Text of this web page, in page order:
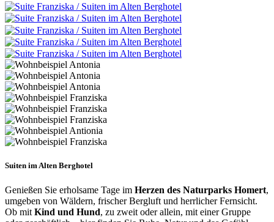
Suiten im Alten Berghotel
Genießen Sie erholsame Tage im Herzen des Naturparks Homert,
umgeben von Wäldern, frischer Bergluft und herrlicher Fernsicht.
Ob mit Kind und Hund, zu zweit oder allein, mit einer Gruppe